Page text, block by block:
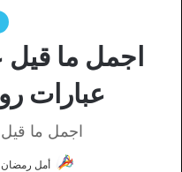
اجمل ما
عبارات
اجمل ما
أمل رمضان